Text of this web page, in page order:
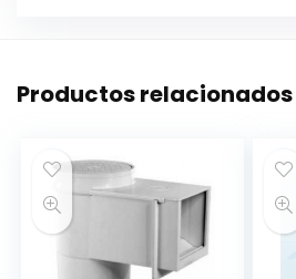
Productos relacionados